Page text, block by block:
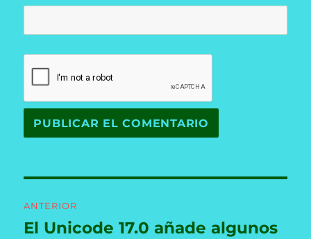
de
ANTERIOR
Entrada
El Unicode 17.0 añade algunos